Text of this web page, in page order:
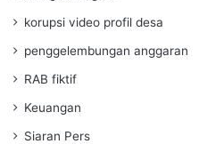
korupsi video profil desa
penggelembungan anggaran
RAB fiktif
Keuangan
Siaran Pers